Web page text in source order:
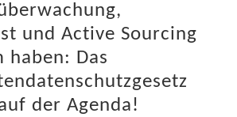
und Active Sourcing
haben: Das
der Agenda!